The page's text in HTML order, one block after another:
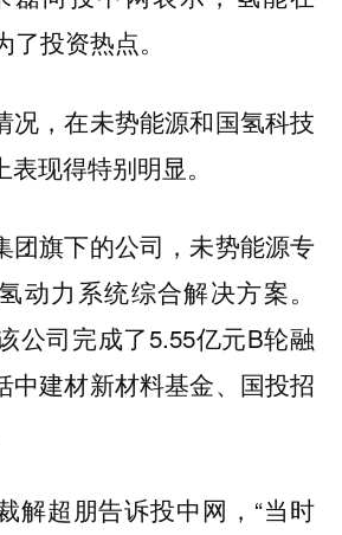
投资热点。
况，在未势能源和国氢科技
现得特别明显。
团旗下的公司，未势能源专
动力系统综合解决方案。
公司完成了5.55亿元B轮融
中建材新材料基金、国投招
解超朋告诉投中网，“当时